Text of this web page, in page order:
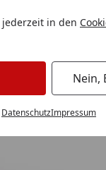
in den
Nein,
DatenschutzImpressum